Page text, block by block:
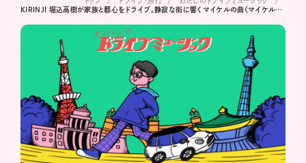
KIRINJI 堀込高樹が家族と都心をドライブ。静寂な街に響くマイケルの曲〈マイケル・ジャクソン / ロック・ウィズ・ユー〉